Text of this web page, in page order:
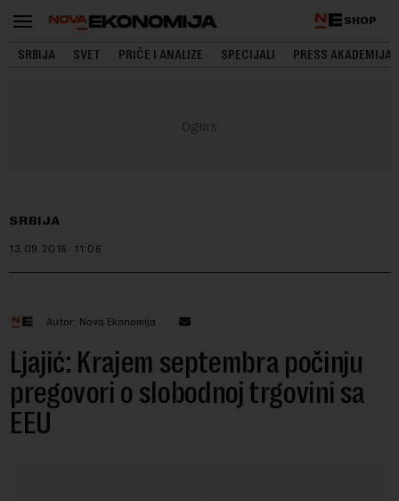
SHOP
SRBIJA SVET PRIČE I ANALIZE SPECIJALI PRESS AKADEMIJA
SRBIJA
13.09.2016. 11:06
Autor: Nova Ekonomija
Ljajić: Krajem septembra počinju
pregovori o slobodnoj trgovini sa
EEU